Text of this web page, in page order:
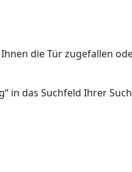
die Tür zugefallen
in das Suchfeld Ihrer